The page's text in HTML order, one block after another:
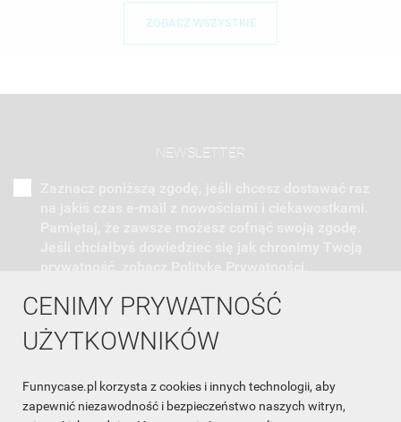
CENIMY PRYWATNOŚĆ
UŻYTKOWNIKÓW
Funnycase.pl korzysta z cookies i innych technologii, aby
zapewnić niezawodność i bezpieczeństwo naszych witryn,
ZOBACZ WSZYSTKIE
NEWSLETTER
INFORMACJA O SKLEPIE